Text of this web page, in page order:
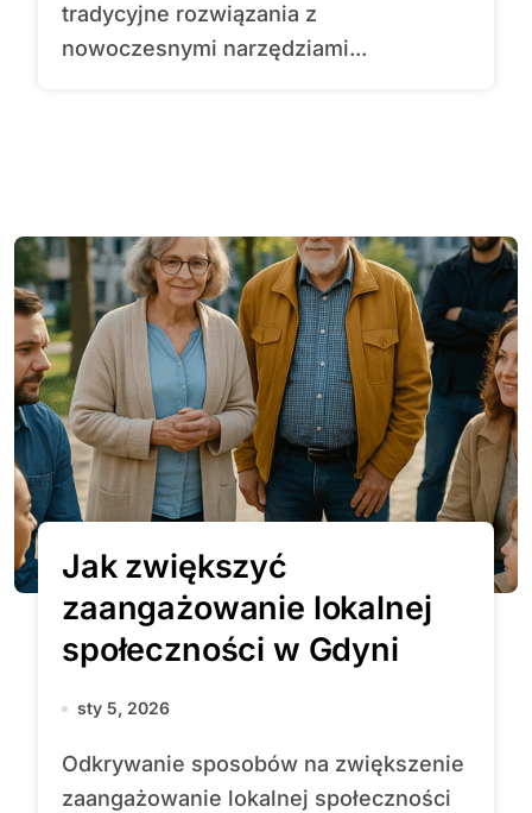
tradycyjne rozwiązania z
nowoczesnymi narzędziami...
Jak zwiększyć
zaangażowanie lokalnej
społeczności w Gdyni
sty 5, 2026
Odkrywanie sposobów na zwiększenie
zaangażowanie lokalnej społeczności